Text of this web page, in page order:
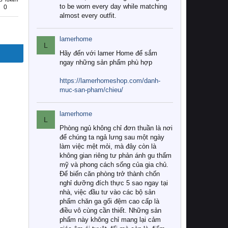
0
to be worn every day while matching
almost every outfit.
L
lamerhome
Hãy đến với lamer Home để sắm
ngay những sản phẩm phù hợp
https://lamerhomeshop.com/danh-
muc-san-pham/chieu/
L
lamerhome
Phòng ngủ không chỉ đơn thuần là nơi
để chúng ta ngả lưng sau một ngày
làm việc mệt mỏi, mà đây còn là
không gian riêng tư phản ánh gu thẩm
mỹ và phong cách sống của gia chủ.
Để biến căn phòng trở thành chốn
nghỉ dưỡng đích thực 5 sao ngay tại
nhà, việc đầu tư vào các bộ sản
phẩm chăn ga gối đệm cao cấp là
điều vô cùng cần thiết. Những sản
phẩm này không chỉ mang lại cảm